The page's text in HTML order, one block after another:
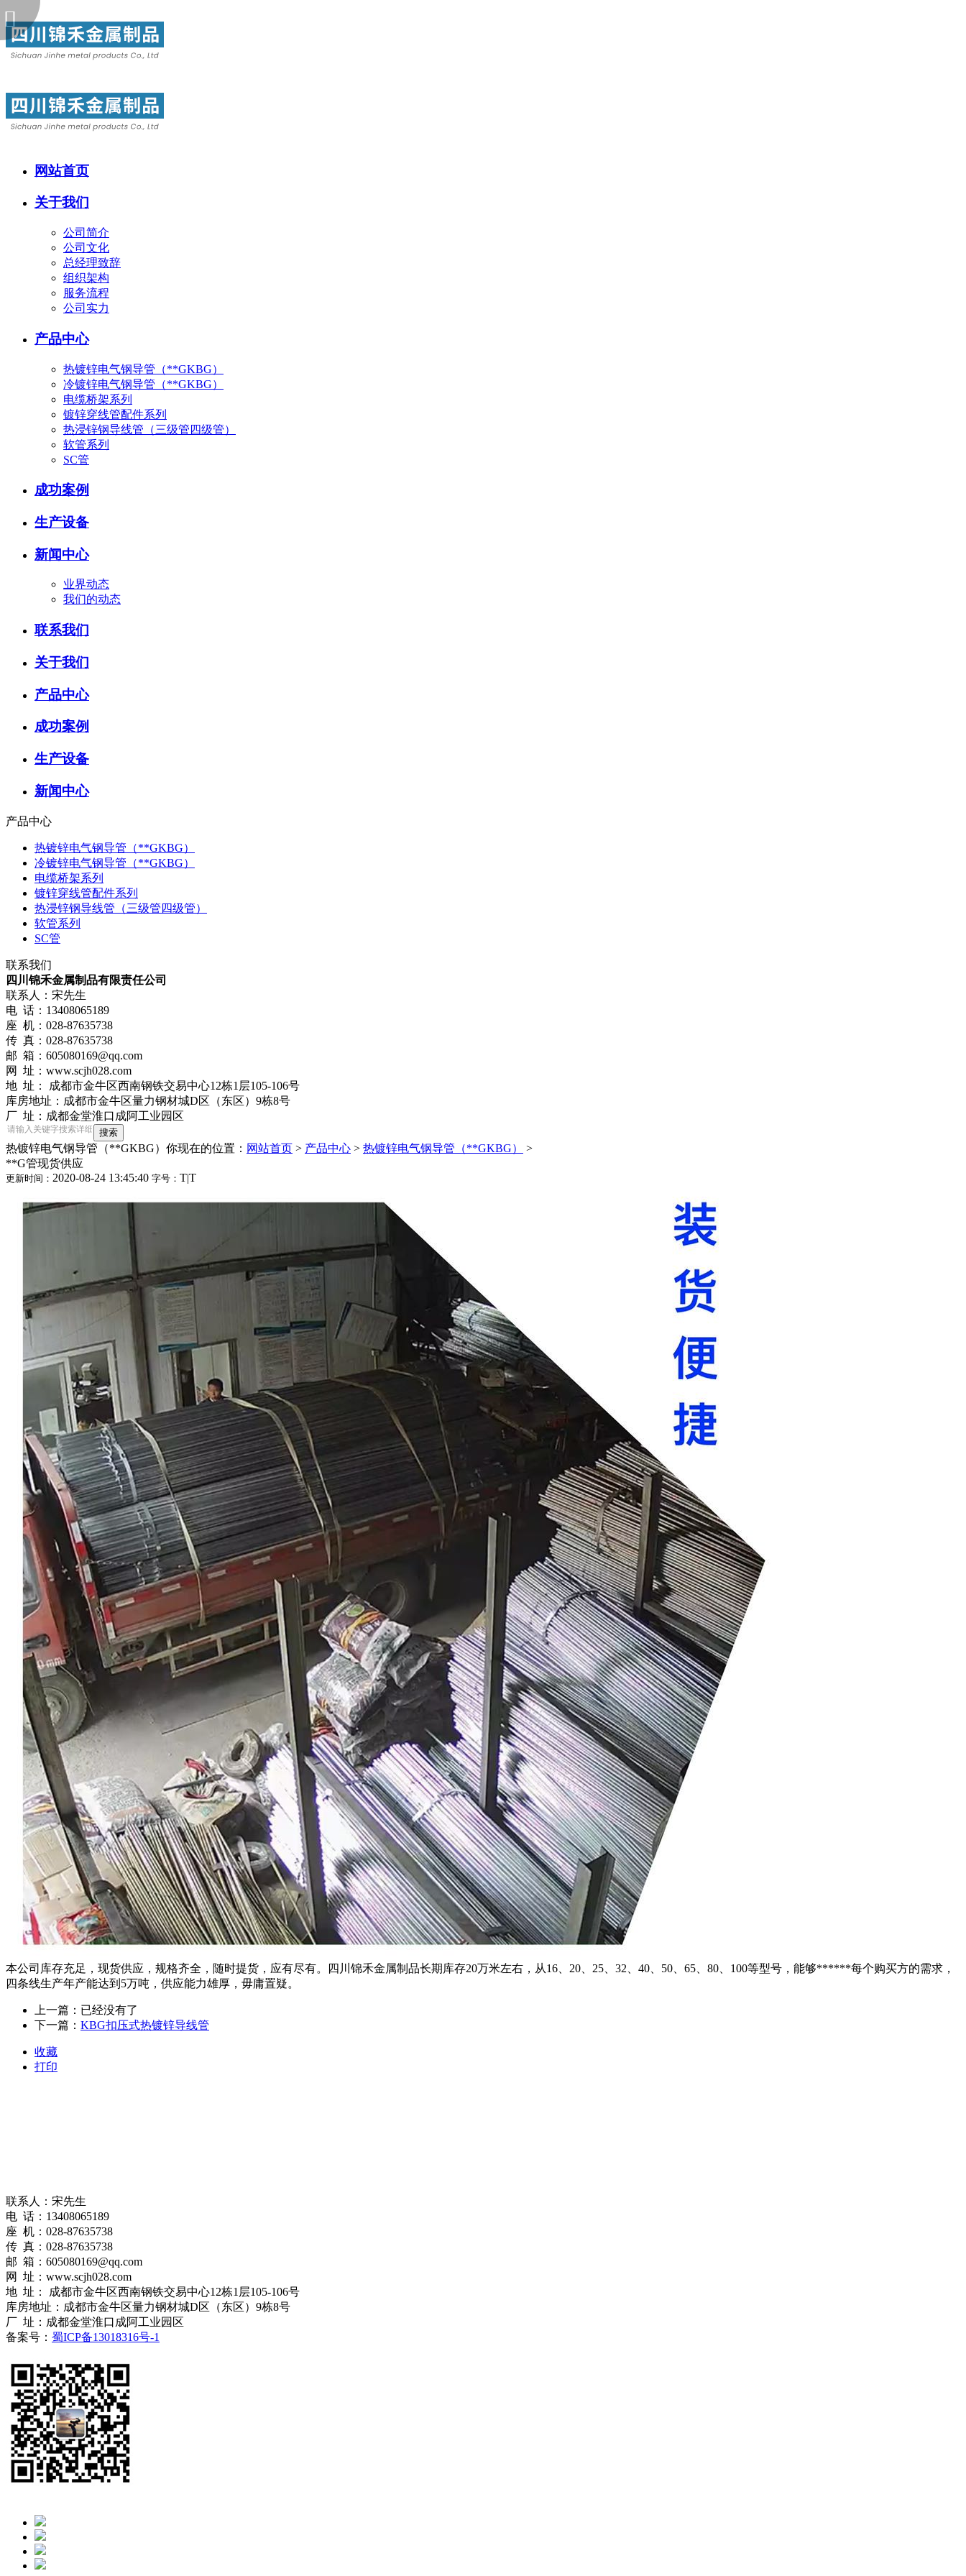
网站首页
关于我们
公司简介
公司文化
总经理致辞
组织架构
服务流程
公司实力
产品中心
热镀锌电气钢导管（**GKBG）
冷镀锌电气钢导管（**GKBG）
电缆桥架系列
镀锌穿线管配件系列
热浸锌钢导线管（三级管四级管）
软管系列
SC管
成功案例
生产设备
新闻中心
业界动态
我们的动态
联系我们
关于我们
产品中心
成功案例
生产设备
新闻中心
产品中心
热镀锌电气钢导管（**GKBG）
冷镀锌电气钢导管（**GKBG）
电缆桥架系列
镀锌穿线管配件系列
热浸锌钢导线管（三级管四级管）
软管系列
SC管
联系我们
四川锦禾金属制品有限责任公司
联系人：宋先生
电 话：13408065189
座 机：028-87635738
传 真：028-87635738
邮 箱：605080169@qq.com
网 址：www.scjh028.com
地 址： 成都市金牛区西南钢铁交易中心12栋1层105-106号
库房地址：成都市金牛区量力钢材城D区（东区）9栋8号
厂 址：成都金堂淮口成阿工业园区
热镀锌电气钢导管（**GKBG） 你现在的位置： 网站首页 > 产品中心 > 热镀锌电气钢导管（**GKBG）
>
**G管现货供应
更新时间： 2020-08-24 13:45:40 字号： T|T
本公司库存充足，现货供应，规格齐全，随时提货，应有尽有。四川锦禾金属制品长期库存20万米左右，从16、20、25、32、40、50、65、80、100等型号，能够******每个购买方的需求，
四条线生产年产能达到5万吨，供应能力雄厚，毋庸置疑。
上一篇：已经没有了
下一篇： KBG扣压式热镀锌导线管
收藏
打印
联系人：宋先生
电 话：13408065189
座 机：028-87635738
传 真：028-87635738
邮 箱：605080169@qq.com
网 址：www.scjh028.com
地 址： 成都市金牛区西南钢铁交易中心12栋1层105-106号
库房地址：成都市金牛区量力钢材城D区（东区）9栋8号
厂 址：成都金堂淮口成阿工业园区
备案号： 蜀ICP备13018316号-1